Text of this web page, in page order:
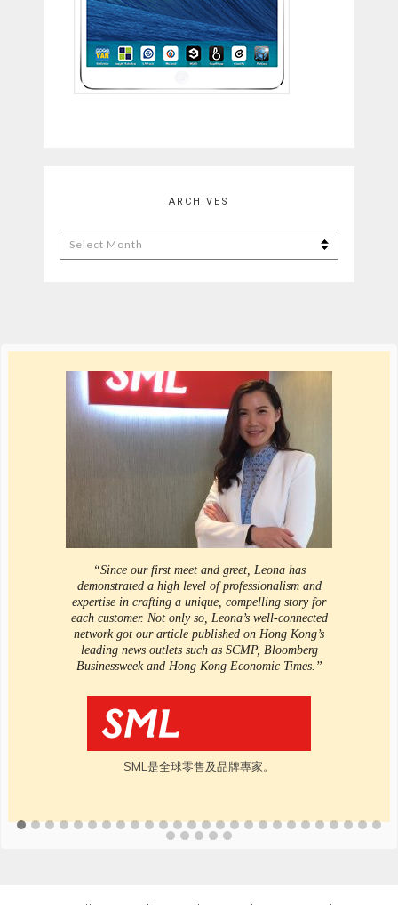
ARCHIVES
Archives
“Since our first meet and greet, Leona has
demonstrated a high level of professionalism and
expertise in crafting a unique, compelling story for
each customer. Not only so, Leona’s well-connected
network got our article published on Hong Kong’s
leading news outlets such as SCMP, Bloomberg
Businessweek and Hong Kong Economic Times.”
SML是全球零售及品牌專家。